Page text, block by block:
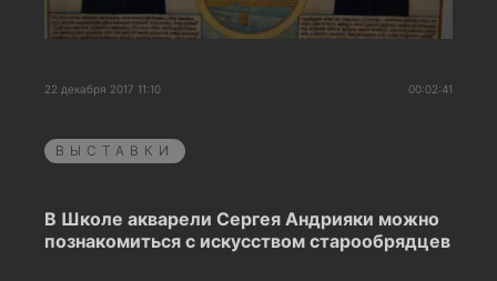
22 декабря 2017 11:10 00:02:41
ВЫСТАВКИ
В Школе акварели Сергея Андрияки можно
познакомиться с искусством старообрядцев